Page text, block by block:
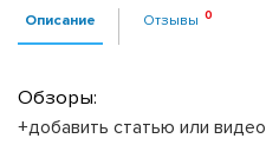
Описание Отзывы
Обзоры:
+добавить статью или видео